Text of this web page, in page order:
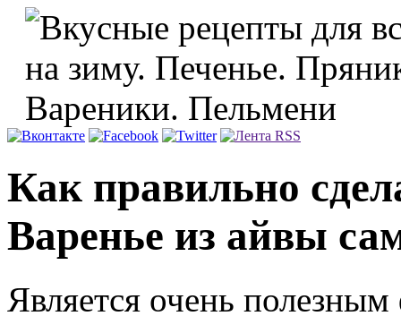
Как правильно
Варенье из айвы
Является очень